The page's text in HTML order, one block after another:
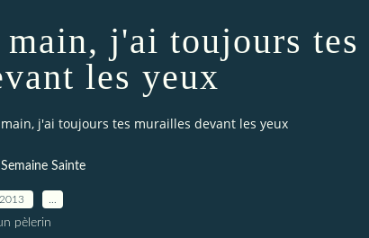
j'ai toujours tes
les yeux
j'ai toujours tes murailles devant les yeux
Sainte
pèlerin